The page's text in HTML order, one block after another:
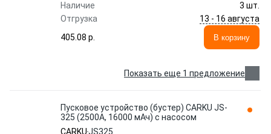
Наличие
3 шт.
Отгрузка
13 - 16 августа
405.08 p.
В корзину
Показать еще 1 предложение
Пусковое устройство (бустер) CARKU JS-
325 (2500A, 16000 мАч) с насосом
CARKUJS325